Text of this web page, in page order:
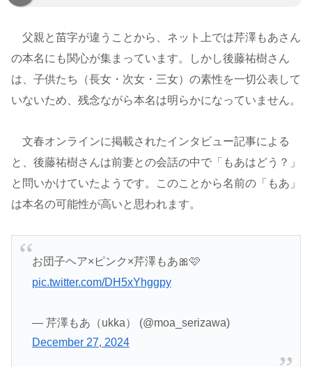
父親と苗字が違うことから、ネット上では芹澤もあさん
の本名にも関心が集まっています。しかし後藤祐樹さん
は、子供たち（長女・次女・三女）の素性を一切公表して
いないため、残念ながら本名は明らかになっていません。
文春オンラインに掲載されたインタビュー記事による
と、後藤祐樹さんは前妻との会話の中で「もあはどう？」
と問いかけていたようです。このことから名前の「もあ」
は本名の可能性が高いと思われます。
お団子ヘア×ピンク×芹澤もあ🎀🩷
pic.twitter.com/DH5xYhggpy
— 芹澤もあ（ukka） (@moa_serizawa)
December 27, 2024